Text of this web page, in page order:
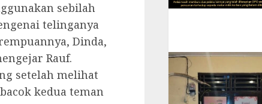
sebilah
telinganya
Dinda,
Rauf.
setelah melihat
kedua teman